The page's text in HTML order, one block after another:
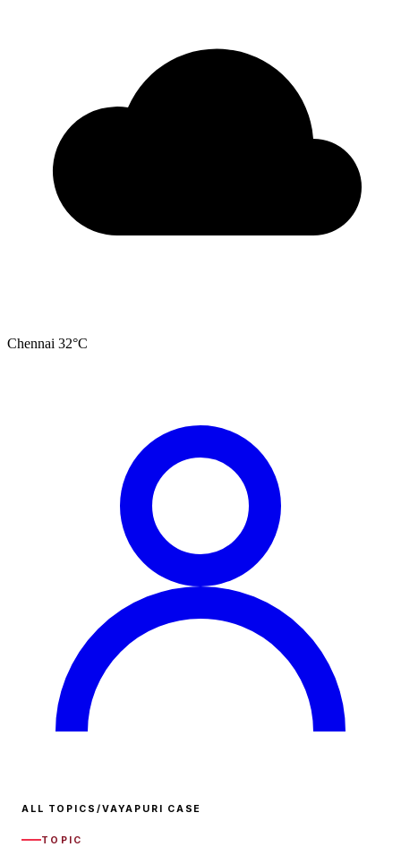
Chennai 32°C
ALL TOPICS /VAYAPURI CASE
TOPIC